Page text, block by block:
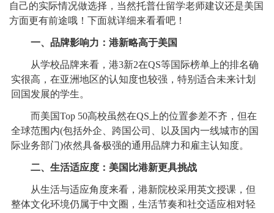
自己的实际情况做选择，当然托普仕留学老师建议还是美国
方面更有前途哦！下面就详细来看看吧！
一、品牌影响力：港新略高于美国
从学校品牌来看，港3新2在QS等国际榜单上的排名确
实很高，在亚洲地区的认知度也较强，特别适合未来计划
回国发展的学生。
而美国Top 50高校虽然在QS上的位置参差不齐，但在
全球范围内(包括外企、跨国公司、以及国内一线城市的国
际业务部门)依然具备极强的通用品牌力和雇主认知度。
二、生活适应度：美国比港新更具挑战
从生活与适应角度来看，港新院校采用英文授课，但
整体文化环境仍属于中文圈，生活节奏和社交适应相对轻